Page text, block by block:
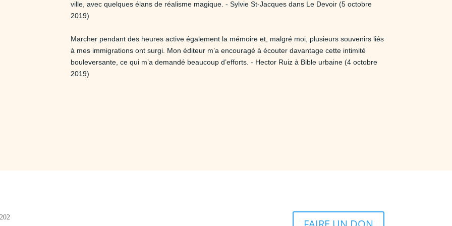
ville, avec quelques élans de réalisme magique. - Sylvie St-Jacques dans Le Devoir (5 octobre
2019)
Marcher pendant des heures active également la mémoire et, malgré moi, plusieurs souvenirs liés
à mes immigrations ont surgi. Mon éditeur m’a encouragé à écouter davantage cette intimité
bouleversante, ce qui m’a demandé beaucoup d’efforts. - Hector Ruiz à Bible urbaine (4 octobre
2019)